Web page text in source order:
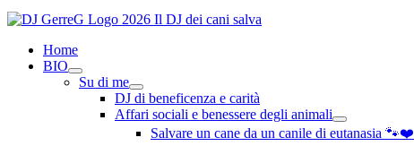
Home
BIO
Su di me
DJ di beneficenza e carità
Affari sociali e benessere degli animali
Salvare un cane da un canile di eutanasia 🐾❤️